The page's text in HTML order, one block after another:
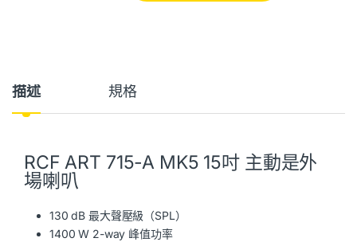
描述 規格
RCF ART 715-A MK5 15吋 主動是外
場喇叭
130 dB 最大聲壓級（SPL）
1400 W 2-way 峰值功率